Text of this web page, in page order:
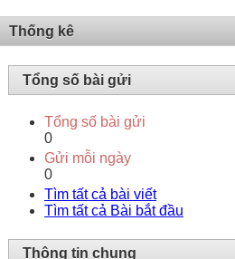
Thống kê
Tổng số bài gửi
Tổng số bài gửi
0
Gửi mỗi ngày
0
Tìm tất cả bài viết
Tìm tất cả Bài bắt đầu
Thông tin chung